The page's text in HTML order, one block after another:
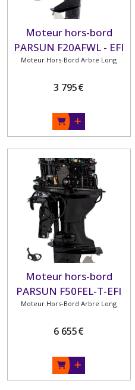
Moteur hors-bord
PARSUN F20AFWL - EFI
20 CV 4 TEMPS ARBRE
Moteur Hors-Bord Arbre Long
3 795€
Moteur hors-bord
PARSUN F50FEL-T-EFI
50 CV 4 TEMPS ARBRE
Moteur Hors-Bord Arbre Long
6 655€